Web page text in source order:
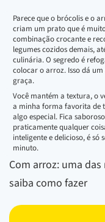
Parece que o brócolis e o
criam um prato que é
combinação crocante e
legumes cozidos demais,
culinária. O segredo é
colocar o arroz. Isso dá
graça.
Você mantém a textura, o
a minha forma favorita de
algo especial. Fica
praticamente qualquer
inteligente e delicioso, é só
minuto.
Com arroz: uma
saiba como fazer